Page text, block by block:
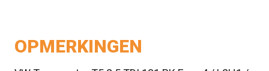
OPMERKINGEN